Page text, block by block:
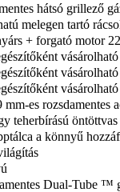
hátsó grillező
melegen tartó
+ forgató motor
vásárolható
vásárolható
es rozsdamentes
teherbírású öntöttvas
a könnyű
Dual-Tube ™